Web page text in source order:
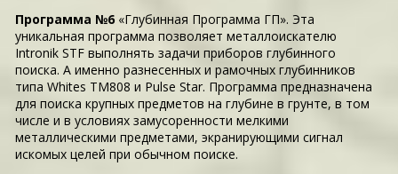
Программа №6 «Глубинная Программа ГП». Эта
уникальная программа позволяет металлоискателю
Intronik STF выполнять задачи приборов глубинного
поиска. А именно разнесенных и рамочных глубинников
типа Whites TM808 и Pulse Star. Программа предназначена
для поиска крупных предметов на глубине в грунте, в том
числе и в условиях замусоренности мелкими
металлическими предметами, экранирующими сигнал
искомых целей при обычном поиске.